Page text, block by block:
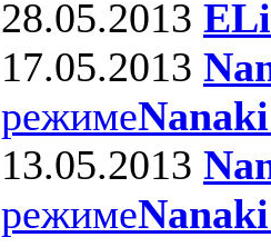
28.05.2013 ELi
17.05.2013
режиме
13.05.2013
режиме